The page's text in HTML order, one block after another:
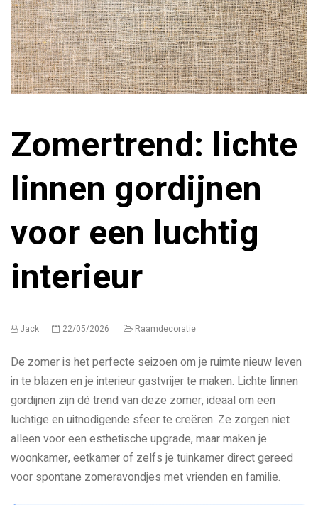
Zomertrend: lichte
linnen gordijnen
voor een luchtig
interieur
Jack 22/05/2026 Raamdecoratie
De zomer is het perfecte seizoen om je ruimte nieuw leven
in te blazen en je interieur gastvrijer te maken. Lichte linnen
gordijnen zijn dé trend van deze zomer, ideaal om een
luchtige en uitnodigende sfeer te creëren. Ze zorgen niet
alleen voor een esthetische upgrade, maar maken je
woonkamer, eetkamer of zelfs je tuinkamer direct gereed
voor spontane zomeravondjes met vrienden en familie.